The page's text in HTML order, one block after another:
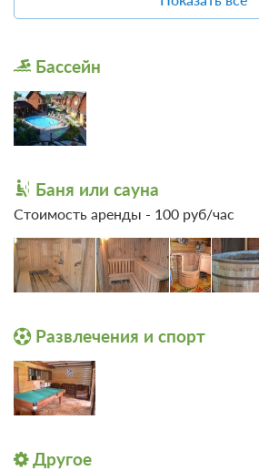
Детям
Квадроциклы
Бассейн
Баня или сауна
Стоимость аренды - 100 руб/час
Развлечения и спорт
Другое